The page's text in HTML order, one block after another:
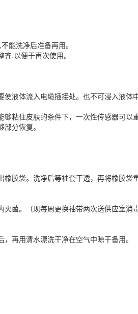
能洗净后准备再用。
,以便于再次使用。
液体流入电缆插接处。也不可浸入液体
粘住皮肤的条件下，一次性传感器可以
分恢复。
胶袋。洗净后等袖套干透，再将橡胶袋
菌。（现每周更换袖带两次送供应室消
再用清水漂洗干净在空气中晾干备用。